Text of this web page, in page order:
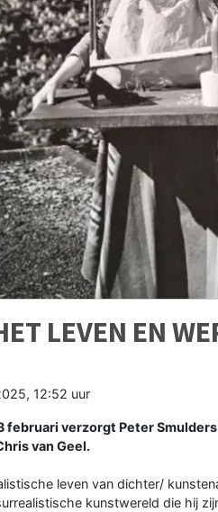
LEVEN EN
12:52 uur
februari verzorgt Peter
van Geel.
leven van dichter/
kunstwereld die hij